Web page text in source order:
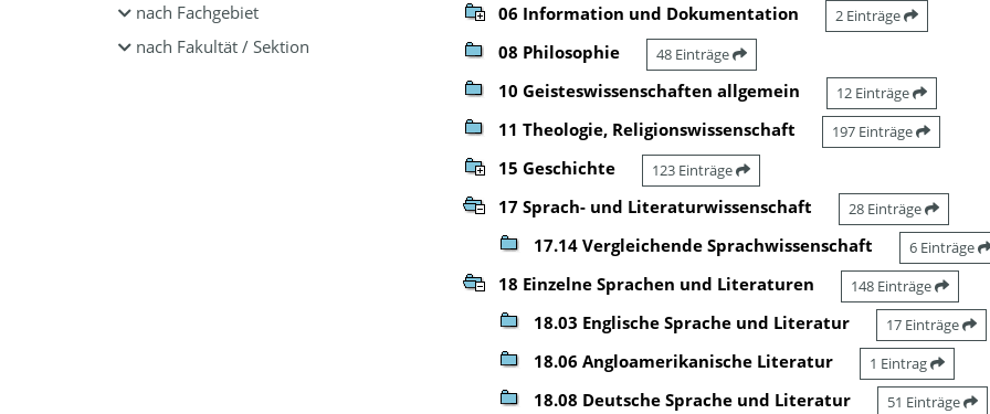
nach Fachgebiet
nach Fakultät / Sektion
06 Information und Dokumentation 2 Einträge
08 Philosophie 48 Einträge
10 Geisteswissenschaften allgemein 12 Einträge
11 Theologie, Religionswissenschaft 197 Einträge
15 Geschichte 123 Einträge
17 Sprach- und Literaturwissenschaft 28 Einträge
17.14 Vergleichende Sprachwissenschaft 6 Einträge
18 Einzelne Sprachen und Literaturen 148 Einträge
18.03 Englische Sprache und Literatur 17 Einträge
18.06 Angloamerikanische Literatur 1 Eintrag
18.08 Deutsche Sprache und Literatur 51 Einträge